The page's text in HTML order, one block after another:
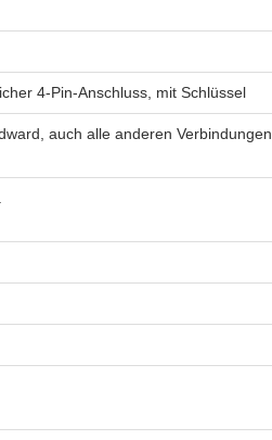
4-Pin-Anschluss, mit Schlüssel
auch alle anderen Verbindungen.